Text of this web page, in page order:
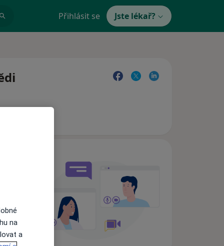
Přihlásit se Jste lékař?
na
a